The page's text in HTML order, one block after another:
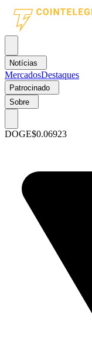
Notícias
MercadosDestaques
Patrocinado
Sobre
DOGE$0.06923